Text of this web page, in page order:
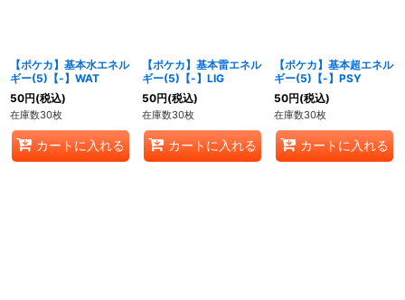
【ポケカ】基本水エネル
ギー(5)【-】WAT
50円(税込)
在庫数30枚
カートに入れる
【ポケカ】基本雷エネル
ギー(5)【-】LIG
50円(税込)
在庫数30枚
カートに入れる
【ポケカ】基本超エネル
ギー(5)【-】PSY
50円(税込)
在庫数30枚
カートに入れる